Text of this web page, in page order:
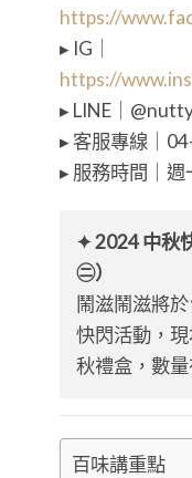
https://
▸ IG｜
https://
▸ LINE｜
▸ 客服專線｜
▸ 服務時間｜
✦ 2024 中秋
㊁）
鬧滋鬧滋將
快閃活動，
秋禮盒，數量
百味講重點